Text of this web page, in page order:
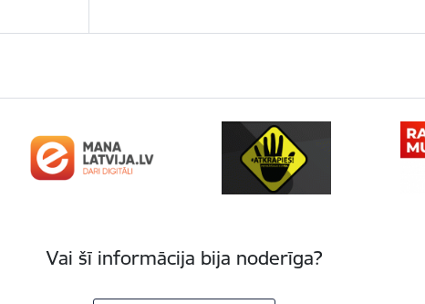
Vai šī informācija bija noderīga?